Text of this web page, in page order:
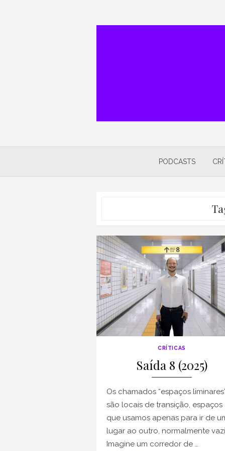
PODCASTS
CRÍTICAS
Saída 8 (2025)
Os chamados “espaços
são locais de transição, espaços
que usamos apenas para ir de
lugar ao outro, normalmente
Imagine um corredor de …